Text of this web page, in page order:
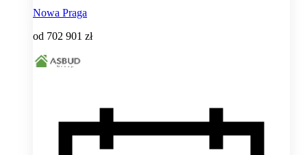
Nowa Praga
od 702 901 zł